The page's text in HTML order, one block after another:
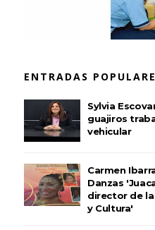
ENTRADAS
Sylvia
guajiros
vehicular
Carmen
Danzas
director de
y Cultura'